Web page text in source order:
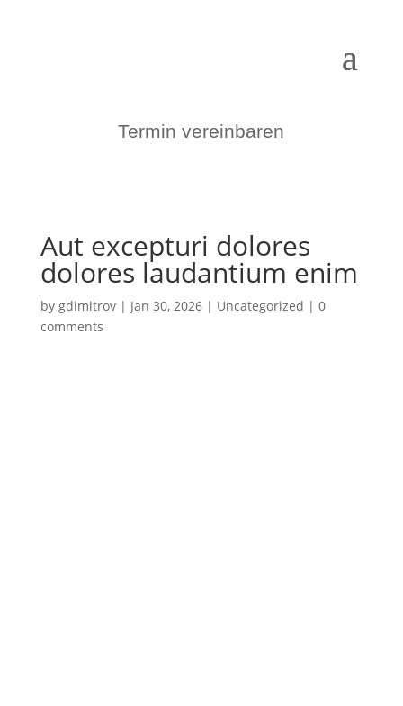
Termin vereinbaren
Aut excepturi dolores
dolores laudantium enim
by gdimitrov| Jan 30, 2026| Uncategorized | 0
comments